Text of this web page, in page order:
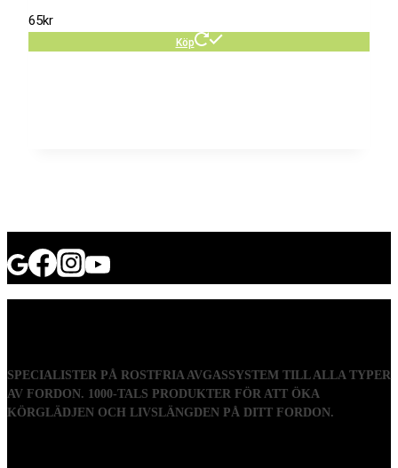
65kr
Köp
SPECIALISTER PÅ ROSTFRIA AVGASSYSTEM TILL ALLA TYPER
AV FORDON. 1000-TALS PRODUKTER FÖR ATT ÖKA
KÖRGLÄDJEN OCH LIVSLÄNGDEN PÅ DITT FORDON.